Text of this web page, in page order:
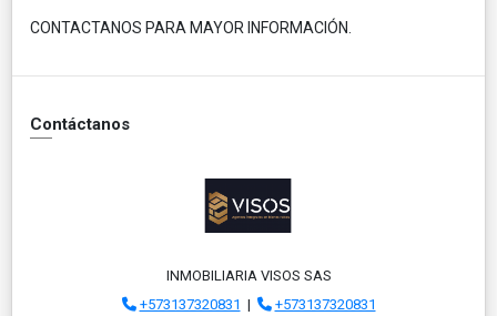
CONTACTANOS PARA MAYOR INFORMACIÓN.
Contáctanos
INMOBILIARIA VISOS SAS
+573137320831 |
+573137320831